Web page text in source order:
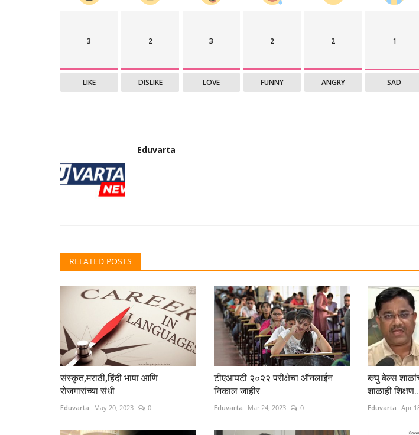
3
LIKE
2
DISLIKE
3
LOVE
2
FUNNY
2
ANGRY
1
SAD
Eduvarta
RELATED POSTS
संस्कृत,मराठी,हिंदी भाषा आणि
रोजगारांच्या संधी
Eduvarta May 20, 2023 0
टीएआयटी २०२२ परीक्षेचा ऑनलाईन
निकाल जाहीर
Eduvarta Mar 24, 2023 0
ब्ल्यु बेल्स
शाळाही
Eduvarta Apr